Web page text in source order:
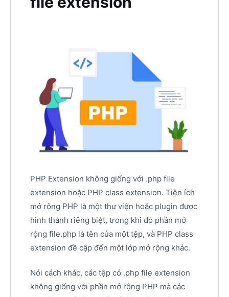
PHP Extension không giống với .php file
extension hoặc PHP class extension. Tiện ích
mở rộng PHP là một thư viện hoặc plugin được
hình thành riêng biệt, trong khi đó phần mở
rộng file.php là tên của một tệp, và PHP class
extension đề cập đến một lớp mở rộng khác.
Nói cách khác, các tệp có .php file extension
không giống với phần mở rộng PHP mà các